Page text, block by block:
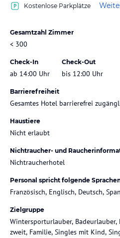
Kostenlose Parkplätze
Gesamtzahl Zimmer
< 300
Check-In
ab 14:00 Uhr
Check-Out
bis 12:00 Uhr
Barrierefreiheit
Gesamtes Hotel barrierefrei
Haustiere
Nicht erlaubt
Nichtraucher- und
Nichtraucherhotel
Personal spricht folgende
Französisch, Englisch, Deutsch,
Zielgruppe
Wintersporturlauber, Badeurlauber,
zweit, Familie, Singles mit Kind,